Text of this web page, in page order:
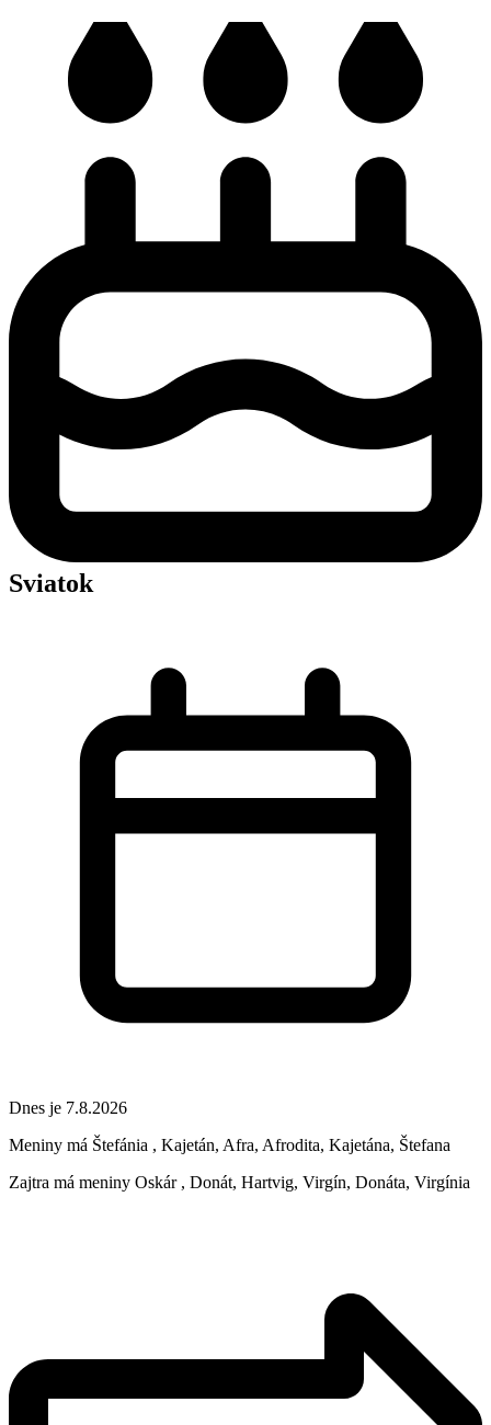
Sviatok
Dnes je 7.8.2026
Meniny má Štefánia , Kajetán, Afra, Afrodita, Kajetána, Štefana
Zajtra má meniny Oskár , Donát, Hartvig, Virgín, Donáta, Virgínia